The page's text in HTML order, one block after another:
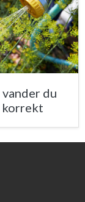
vander du
korrekt